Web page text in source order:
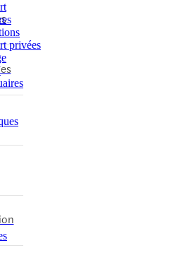
privées